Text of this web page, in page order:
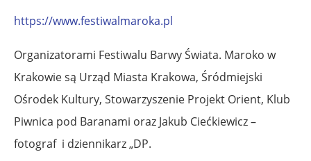
https://www.festiwalmaroka.pl
Organizatorami Festiwalu Barwy Świata. Maroko w
Krakowie są Urząd Miasta Krakowa, Śródmiejski
Ośrodek Kultury, Stowarzyszenie Projekt Orient, Klub
Piwnica pod Baranami oraz Jakub Ciećkiewicz –
fotograf i dziennikarz „DP.